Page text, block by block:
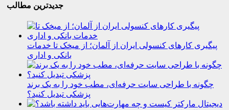
جدیدترین مطالب
پیگیری کارهای کنسولی ایران از آلمان؛ از میخک تا خدمات
بانکی و اداری
چگونه با طراحی سایت حرفه‌ای، مطب خود را به یک برند
پزشکی تبدیل کنید؟